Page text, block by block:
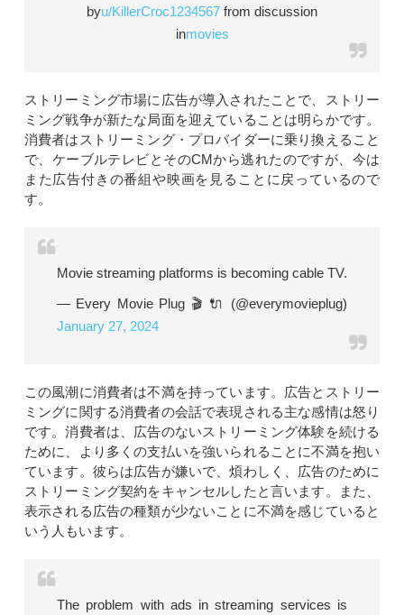
byu/KillerCroc1234567 from discussion
inmovies
ストリーミング市場に広告が導入されたことで、ストリー
ミング戦争が新たな局面を迎えていることは明らかです。
消費者はストリーミング・プロバイダーに乗り換えること
で、ケーブルテレビとそのCMから逃れたのですが、今は
また広告付きの番組や映画を見ることに戻っているので
す。
Movie streaming platforms is becoming cable TV.
— Every Movie Plug 🎬 🔌 (@everymovieplug)
January 27, 2024
この風潮に消費者は不満を持っています。広告とストリー
ミングに関する消費者の会話で表現される主な感情は怒り
です。消費者は、広告のないストリーミング体験を続ける
ために、より多くの支払いを強いられることに不満を抱い
ています。彼らは広告が嫌いで、煩わしく、広告のために
ストリーミング契約をキャンセルしたと言います。また、
表示される広告の種類が少ないことに不満を感じていると
いう人もいます。
The problem with ads in streaming services is